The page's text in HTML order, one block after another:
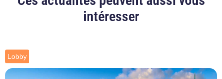
intéresser
Lobby